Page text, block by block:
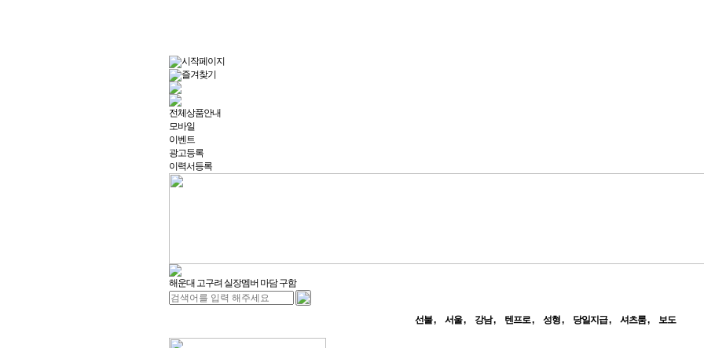
시작페이지
즐겨찾기
전체상품안내
모바일
이벤트
광고등록
이력서등록
해운대 고구려 실장멤버 마담 구함
선불 서울 강남 텐프로 성형 당일지급 셔츠룸 보도